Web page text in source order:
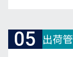
05 出荷